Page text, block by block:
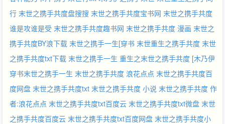
行 末世之携手共度盘搜搜 末世之携手共度宝书网 末世之携手共度
谁是攻谁是受 末世之携手共度趣书网 末世之携手共度 漫画 末世之
携手共度BY浪下载 末世之携手一生[穿书 末世重生之携手共度 末世
之携手共度txt下载 末世之携手一生 重生之末世之携手共度 [木乃伊
穿书末世之携手一生 末世之携手共度 浪花点点 末世之携手共度百
度网盘 末世之携手共度txt 末世之携手共度 小说 末世之携手共度 作
者:浪花点点 末世之携手共度txt百度云 末世之携手共度txt微盘 末世
之携手共度百度云 末世之携手共度txt百度网盘 末世之携手共度小